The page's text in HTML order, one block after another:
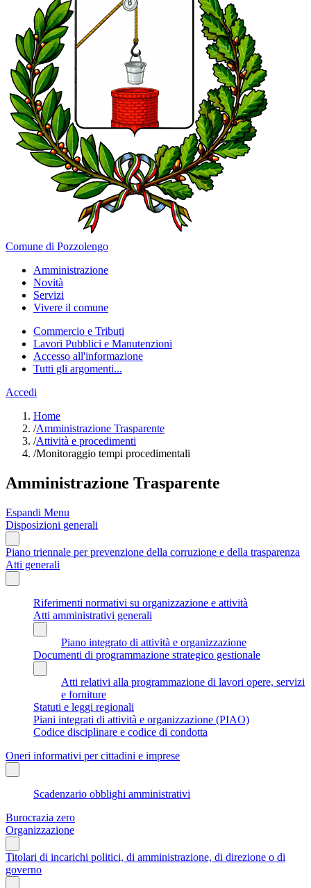
Comune di Pozzolengo
Amministrazione
Novità
Servizi
Vivere il comune
Commercio e Tributi
Lavori Pubblici e Manutenzioni
Accesso all'informazione
Tutti gli argomenti...
Accedi
Home
/Amministrazione Trasparente
/Attività e procedimenti
/Monitoraggio tempi procedimentali
Amministrazione Trasparente
Espandi Menu
Disposizioni generali
Piano triennale per prevenzione della corruzione e della trasparenza
Atti generali
Riferimenti normativi su organizzazione e attività
Atti amministrativi generali
Piano integrato di attività e organizzazione
Documenti di programmazione strategico gestionale
Atti relativi alla programmazione di lavori opere, servizi
e forniture
Statuti e leggi regionali
Piani integrati di attività e organizzazione (PIAO)
Codice disciplinare e codice di condotta
Oneri informativi per cittadini e imprese
Scadenzario obblighi amministrativi
Burocrazia zero
Organizzazione
Titolari di incarichi politici, di amministrazione, di direzione o di
governo